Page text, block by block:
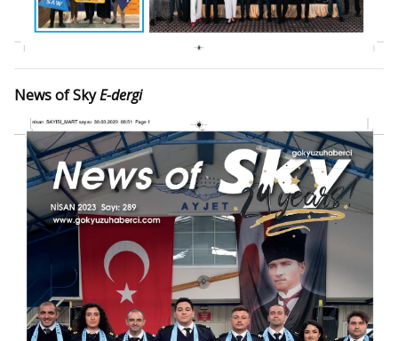
News of SkyE-dergi